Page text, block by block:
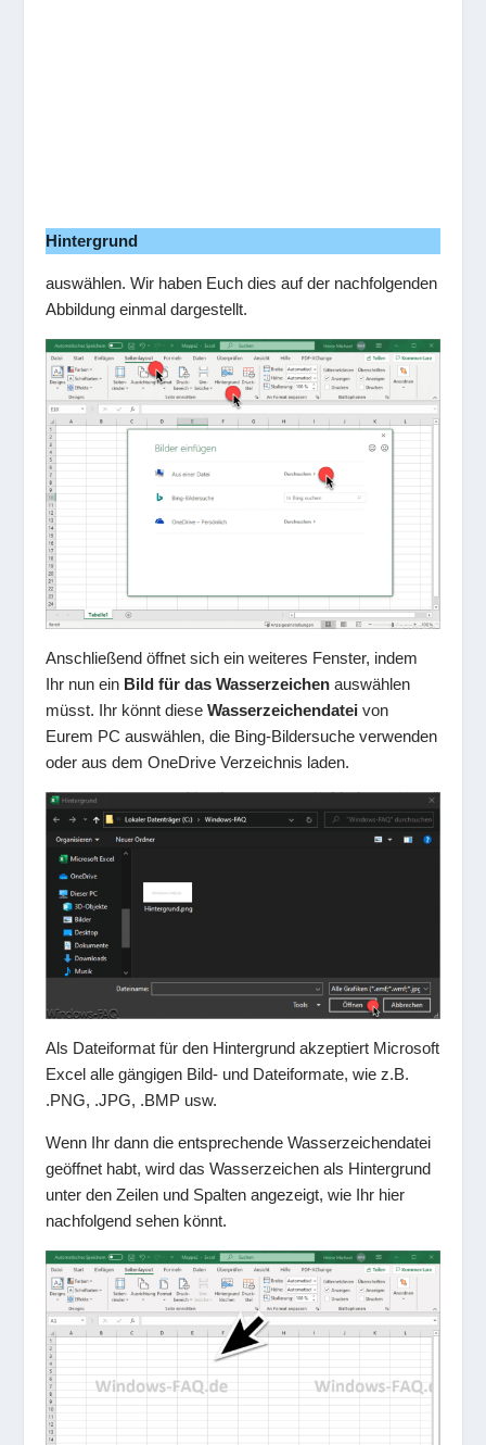
Hintergrund
auswählen. Wir haben Euch dies auf der nachfolgenden
Abbildung einmal dargestellt.
Anschließend öffnet sich ein weiteres Fenster, indem
Ihr nun ein Bild für das Wasserzeichen auswählen
müsst. Ihr könnt dieseWasserzeichendateivon
Eurem PC auswählen, die Bing-Bildersuche verwenden
oder aus dem OneDrive Verzeichnis laden.
Als Dateiformat für den Hintergrund akzeptiert Microsoft
Excel alle gängigen Bild- und Dateiformate, wie z.B.
.PNG, .JPG, .BMP usw.
Wenn Ihr dann die entsprechende Wasserzeichendatei
geöffnet habt, wird das Wasserzeichen als Hintergrund
unter den Zeilen und Spalten angezeigt, wie Ihr hier
nachfolgend sehen könnt.